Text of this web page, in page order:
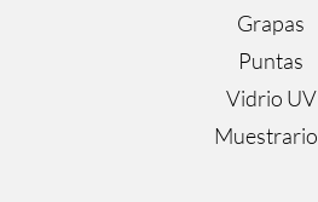
Grapas
Puntas
Vidrio UV